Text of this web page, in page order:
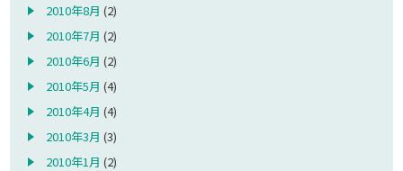
2010年8月 (2)
2010年7月 (2)
2010年6月 (2)
2010年5月 (4)
2010年4月 (4)
2010年3月 (3)
2010年1月 (2)